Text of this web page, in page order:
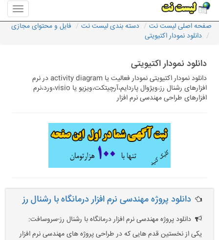
منوی
سایت
لیست
صفحه اصلی لیست نت دسته بندی لیست نت
فایل و محتوای مجازی
دانلود نمودار اکتیویتی
دانلود نمودار اکتیویتی
دانلود نمودار اکتیویتی نمودار فعالیت یا activity diagram در نرم
افزارهای رشنال رز،ویژوال پاردایم،آرچیتکت،ویزیو یا visio،ورد،نرم
افزارهای طراحی مهندسی نرم افزار
دانلود پروژه مهندسی نرم افزار درمانگاه با رشنال رز
دانلود پروژه مهندسی نرم افزار درمانگاه با رشنال رز-سروسافت:
یکی از نخستین قدم هایی که در طراحی پروژه های مهندسی نرم افزار